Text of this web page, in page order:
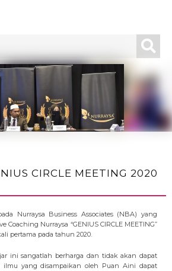
CIRCLE MEETING 2020
Nurraysa Business Associates (NBA) yang
Coaching Nurraysa “GENIUS CIRCLE MEETING”
pertama pada tahun 2020.
ini sangatlah berharga dan tidak akan dapat
ilmu yang disampaikan oleh Puan Aini dapat